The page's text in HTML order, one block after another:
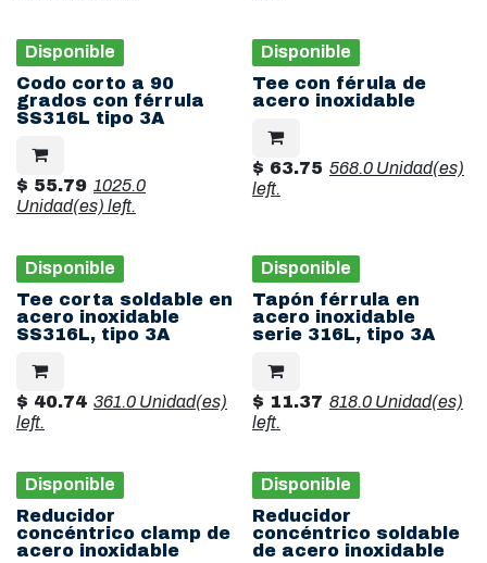
Disponible
Codo corto a 90
grados con férrula
SS316L tipo 3A
$ 55.79 1025.0
Unidad(es) left.
Disponible
Tee con férula de
acero inoxidable
$ 63.75 568.0 Unidad(es)
left.
Disponible
Tee corta soldable en
acero inoxidable
SS316L, tipo 3A
$ 40.74 361.0 Unidad(es)
left.
Disponible
Tapón férrula en
acero inoxidable
serie 316L, tipo 3A
$ 11.37 818.0 Unidad(es)
left.
Disponible
Reducidor
concéntrico clamp de
acero inoxidable
Disponible
Reducidor
concéntrico soldable
de acero inoxidable